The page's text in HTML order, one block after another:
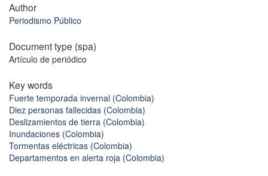
Author
Periodismo Público
Document type (spa)
Artículo de periódico
Key words
Fuerte temporada invernal (Colombia)
Diez personas fallecidas (Colombia)
Deslizamientos de tierra (Colombia)
Inundaciones (Colombia)
Tormentas eléctricas (Colombia)
Departamentos en alerta roja (Colombia)